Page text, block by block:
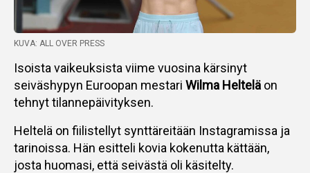
KUVA: ALL OVER PRESS
Isoista vaikeuksista viime vuosina kärsinyt
seiväshypyn Euroopan mestari Wilma Heltelä on
tehnyt tilannepäivityksen.
Heltelä on fiilistellyt synttäreitään Instagramissa ja
tarinoissa. Hän esitteli kovia kokenutta kättään,
josta huomasi, että seivästä oli käsitelty.